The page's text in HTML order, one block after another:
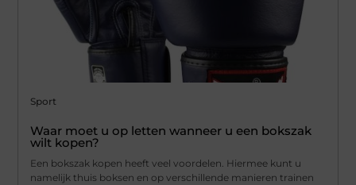
Sport
Waar moet u op letten wanneer u een bokszak
wilt kopen?
Een bokszak kopen heeft veel voordelen. Hiermee kunt u
namelijk thuis boksen en op verschillende manieren trainen